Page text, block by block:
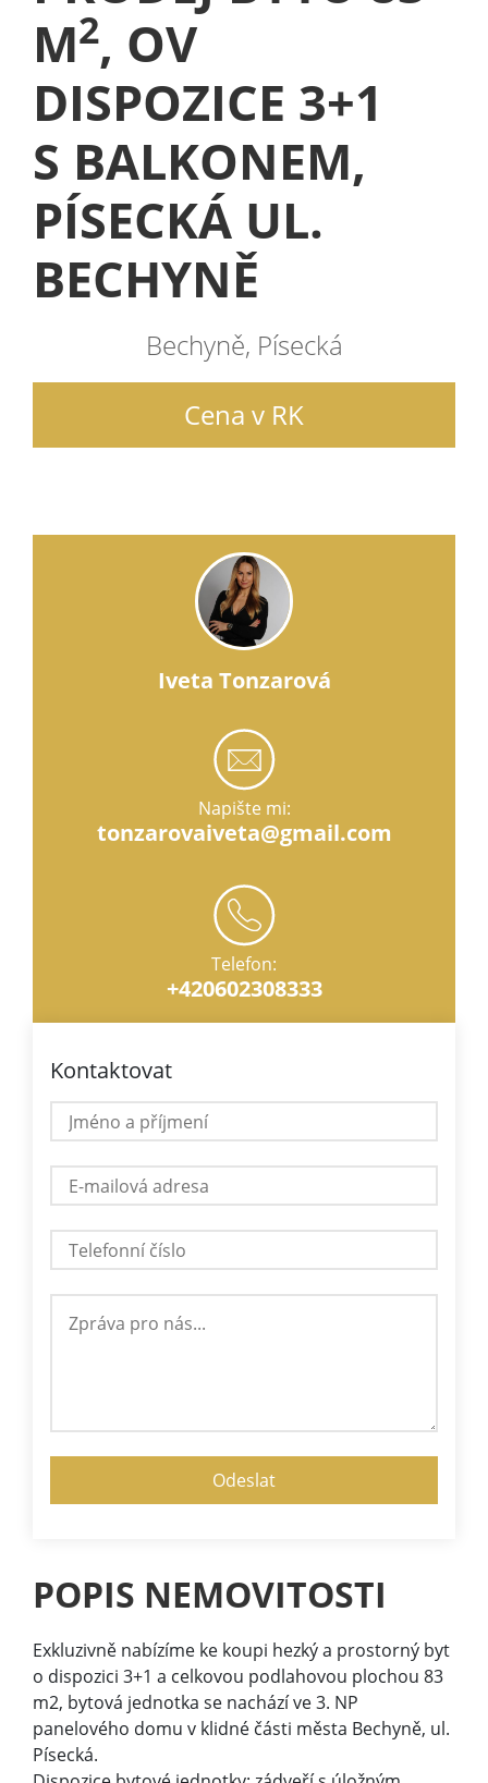
M2, OV
DISPOZICE 3+1
S BALKONEM,
PÍSECKÁ UL.
BECHYNĚ
Bechyně, Písecká
Cena v RK
Iveta Tonzarová
Napište mi:
tonzarovaiveta@gmail.com
Telefon:
+420602308333
Kontaktovat
POPIS NEMOVITOSTI
Exkluzivně nabízíme ke koupi hezký a prostorný byt
o dispozici 3+1 a celkovou podlahovou plochou 83
m2, bytová jednotka se nachází ve 3. NP
panelového domu v klidné části města Bechyně, ul.
Písecká.